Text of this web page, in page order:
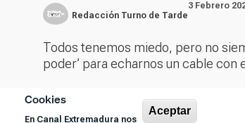
Cookies
En Canal Extremadura nos
Aceptar
Redacción Turno de Tarde
3 Febrero
Todos tenemos miedo, pero no
poder’ para echarnos un cable con